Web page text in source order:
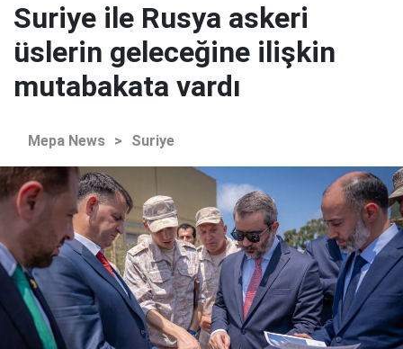
Suriye ile Rusya askeri
üslerin geleceğine ilişkin
mutabakata vardı
Mepa News > Suriye